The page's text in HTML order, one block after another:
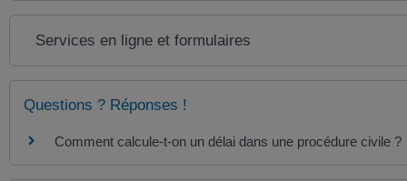
Services en ligne et formulaires
Questions ? Réponses !
Comment calcule-t-on un délai dans une procédure civile ?